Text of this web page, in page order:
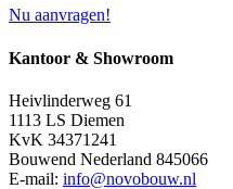
Nu aanvragen!
Kantoor & Showroom
Heivlinderweg 61
1113 LS Diemen
KvK 34371241
Bouwend Nederland 845066
E-mail: info@novobouw.nl